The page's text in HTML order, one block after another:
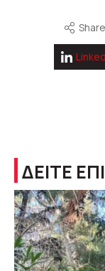
Share
ΔΕΙΤΕ